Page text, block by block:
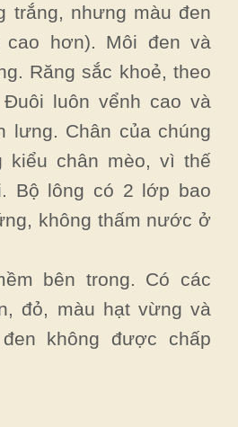
trắng, nhưng màu đen
hơn). Môi đen và
Răng sắc khoẻ, theo
luôn vểnh cao và
lưng. Chân của chúng
kiểu chân mèo, vì thế
Bộ lông có 2 lớp bao
không thấm nước ở
bên trong. Có các
đỏ, màu hạt vừng và
không được chấp